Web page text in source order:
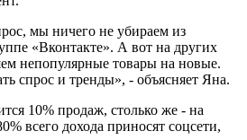
мы ничего не убираем из
«Вконтакте». А вот на других
непопулярные товары на новые.
спрос и тренды», - объясняет Яна.
10% продаж, столько же - на
всего дохода приносят соцсети,